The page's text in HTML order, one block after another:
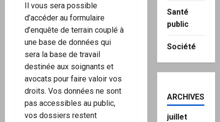
Il vous sera possible
d’accéder au formulaire
d’enquête de terrain couplé à
une base de données qui
sera la base de travail
destinée aux soignants et
avocats pour faire valoir vos
droits. Vos données ne sont
pas accessibles au public,
vos dossiers restent
Santé
public
Société
ARCHIVES
juillet